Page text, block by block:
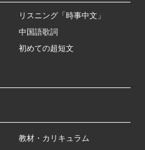
リスニング「時事中文」
中国語歌詞
初めての超短文
教材・カリキュラム